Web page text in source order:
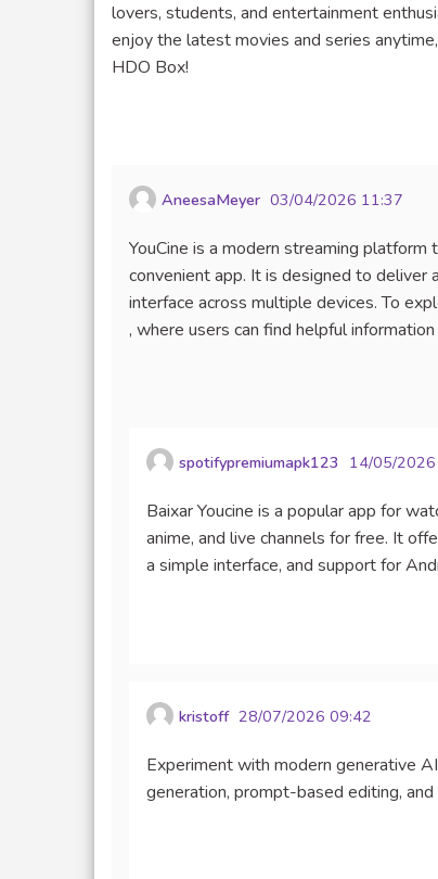
lovers, students, and entertainment
enjoy the latest movies and series
HDO Box!
AneesaMeyer 03/04/2026 11:37
YouCine is a modern streaming
convenient app. It is designed to deliver
interface across multiple devices. To
, where users can find helpful
spotifypremiumapk123 14/05/
Baixar Youcine is a popular app for
anime, and live channels for free. It
a simple interface, and support for
kristoff 28/07/2026 09:42
Experiment with modern generative
generation, prompt-based editing,